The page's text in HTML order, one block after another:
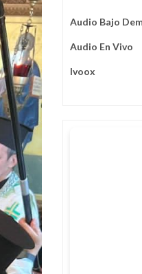
Audio Bajo
Audio En Vivo
Ivoox